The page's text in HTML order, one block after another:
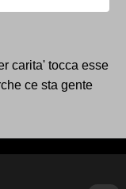
carita' tocca esse
ce sta gente